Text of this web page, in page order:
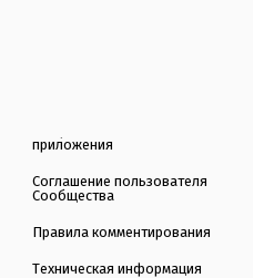
приложения
Соглашение пользователя
Сообщества
Правила комментирования
Техническая информация